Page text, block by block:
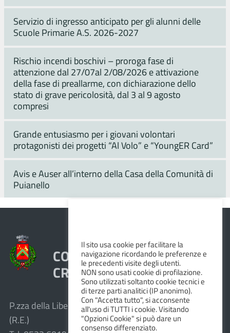
Servizio di ingresso anticipato per gli alunni delle
Scuole Primarie A.S. 2026-2027
Rischio incendi boschivi – proroga fase di
attenzione dal 27/07al 2/08/2026 e attivazione
della fase di preallarme, con dichiarazione dello
stato di grave pericolosità, dal 3 al 9 agosto
compresi
Grande entusiasmo per i giovani volontari
protagonisti dei progetti “Al Volo” e “YoungER Card”
Avis e Auser all’interno della Casa della Comunità di
Puianello
COMUNE DI VEZZANO SUL
CROSTOLO
P.zza della Libertà, 1 – 42030 Vezzano sul Crostolo
(R.E.)
Il sito usa cookie per facilitare la
navigazione ricordando le preferenze e
le precedenti visite degli utenti.
NON sono usati cookie di profilazione.
Sono utilizzati soltanto cookie tecnici e
di terze parti analitici (IP anonimo).
Con "Accetta tutto", si acconsente
all'uso di TUTTI i cookie. Visitando
"Opzioni Cookie" si può dare un
consenso differenziato.